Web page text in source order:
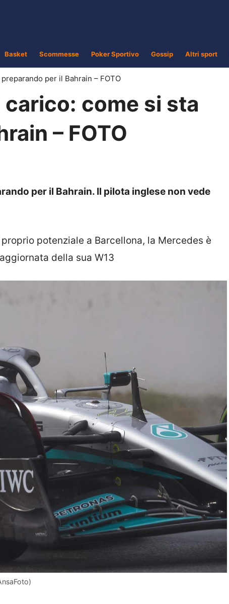
Basket Scommesse Poker Sportivo Gossip Altri sport
per il Bahrain – FOTO
come si sta
– FOTO
per il Bahrain. Il pilota inglese non vede
potenziale a Barcellona, la Mercedes è
della sua W13